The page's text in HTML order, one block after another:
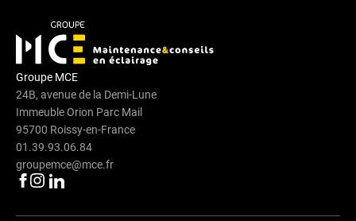
Groupe MCE
24B, avenue de la Demi-Lune
Immeuble Orion Parc Mail
95700 Roissy-en-France
01.39.93.06.84
groupemce@mce.fr